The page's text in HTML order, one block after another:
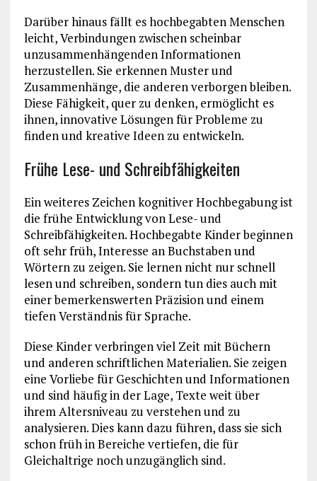
Darüber hinaus fällt es hochbegabten Menschen
leicht, Verbindungen zwischen scheinbar
unzusammenhängenden Informationen
herzustellen. Sie erkennen Muster und
Zusammenhänge, die anderen verborgen bleiben.
Diese Fähigkeit, quer zu denken, ermöglicht es
ihnen, innovative Lösungen für Probleme zu
finden und kreative Ideen zu entwickeln.
Frühe Lese- und Schreibfähigkeiten
Ein weiteres Zeichen kognitiver Hochbegabung ist
die frühe Entwicklung von Lese- und
Schreibfähigkeiten. Hochbegabte Kinder beginnen
oft sehr früh, Interesse an Buchstaben und
Wörtern zu zeigen. Sie lernen nicht nur schnell
lesen und schreiben, sondern tun dies auch mit
einer bemerkenswerten Präzision und einem
tiefen Verständnis für Sprache.
Diese Kinder verbringen viel Zeit mit Büchern
und anderen schriftlichen Materialien. Sie zeigen
eine Vorliebe für Geschichten und Informationen
und sind häufig in der Lage, Texte weit über
ihrem Altersniveau zu verstehen und zu
analysieren. Dies kann dazu führen, dass sie sich
schon früh in Bereiche vertiefen, die für
Gleichaltrige noch unzugänglich sind.